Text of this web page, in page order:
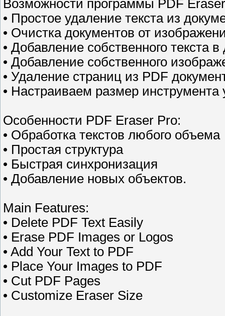
Возможности программы PDF
• Простое удаление текста из
• Очистка документов от
• Добавление собственного текста в
• Добавление собственного
• Удаление страниц из PDF
• Настраиваем размер инструмента
Особенности PDF Eraser Pro:
• Обработка текстов любого объема
• Простая структура
• Быстрая синхронизация
• Добавление новых объектов.
Main Features:
• Delete PDF Text Easily
• Erase PDF Images or Logos
• Add Your Text to PDF
• Place Your Images to PDF
• Cut PDF Pages
• Customize Eraser Size